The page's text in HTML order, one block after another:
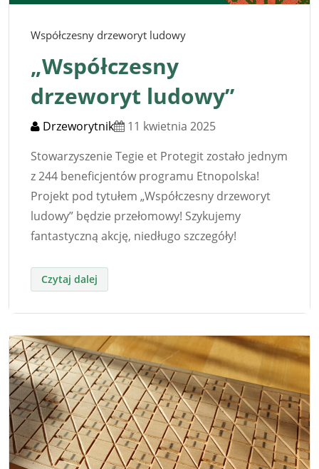
Współczesny drzeworyt ludowy
„Współczesny
drzeworyt ludowy”
Drzeworytnik
11 kwietnia 2025
Stowarzyszenie Tegie et Protegit zostało jednym
z 244 beneficjentów programu Etnopolska!
Projekt pod tytułem „Współczesny drzeworyt
ludowy” będzie przełomowy! Szykujemy
fantastyczną akcję, niedługo szczegóły!